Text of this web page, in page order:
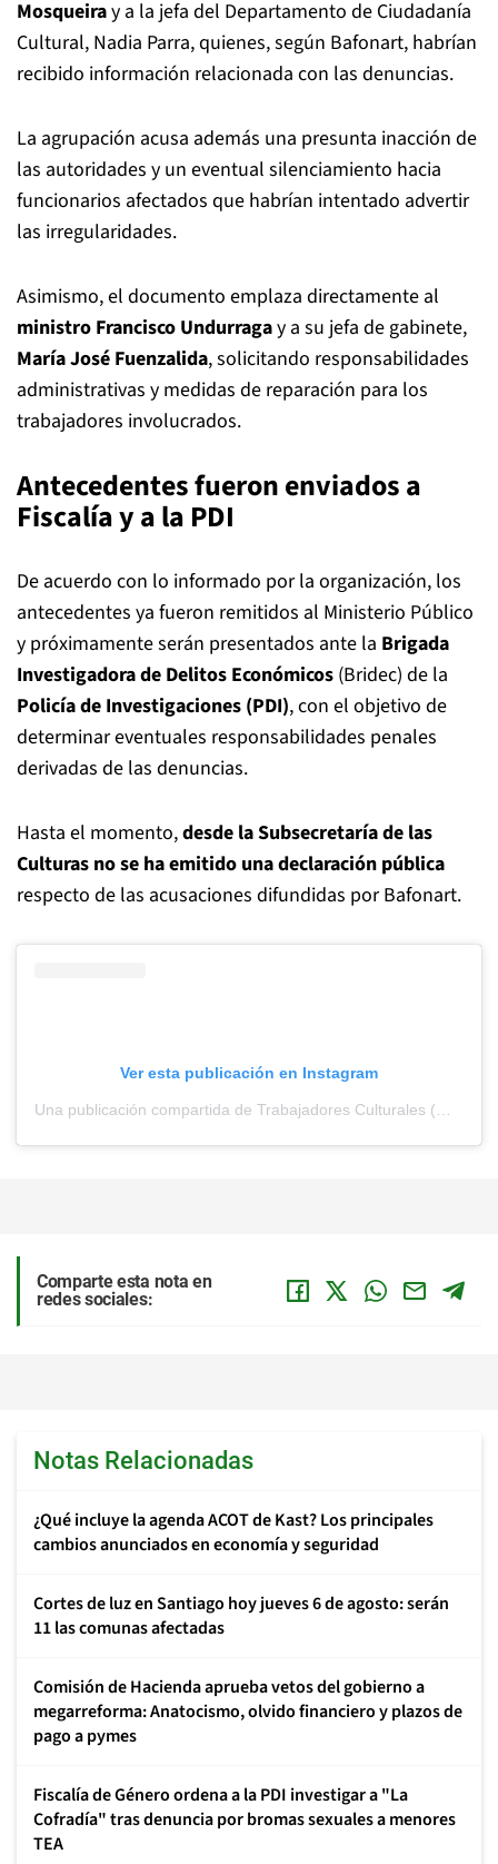
Mosqueiray a la jefa del Departamento de Ciudadanía
Cultural, Nadia Parra, quienes, según Bafonart, habrían
recibido información relacionada con las denuncias.
La agrupación acusa además una presunta inacción de
las autoridades y un eventual silenciamiento hacia
funcionarios afectados que habrían intentado advertir
las irregularidades.
Asimismo, el documento emplaza directamente al
ministro Francisco Undurragay a su jefa de gabinete,
María José Fuenzalida, solicitando responsabilidades
administrativas y medidas de reparación para los
trabajadores involucrados.
Antecedentes fueron enviados a
Fiscalía y a la PDI
De acuerdo con lo informado por la organización, los
antecedentes ya fueron remitidos al Ministerio Público
y próximamente serán presentados ante la Brigada
Investigadora de Delitos Económicos (Bridec) de la
Policía de Investigaciones (PDI), con el objetivo de
determinar eventuales responsabilidades penales
derivadas de las denuncias.
Hasta el momento,desde la Subsecretaría de las
Culturas no se ha emitido una declaración pública
respecto de las acusaciones difundidas por Bafonart.
Ver esta publicación en Instagram
Comparte esta nota en
redes sociales:
Notas Relacionadas
¿Qué incluye la agenda ACOT de Kast? Los principales
cambios anunciados en economía y seguridad
Cortes de luz en Santiago hoy jueves 6 de agosto: serán
11 las comunas afectadas
Comisión de Hacienda aprueba vetos del gobierno a
megarreforma: Anatocismo, olvido financiero y plazos de
pago a pymes
Fiscalía de Género ordena a la PDI investigar a "La
Cofradía" tras denuncia por bromas sexuales a menores
TEA